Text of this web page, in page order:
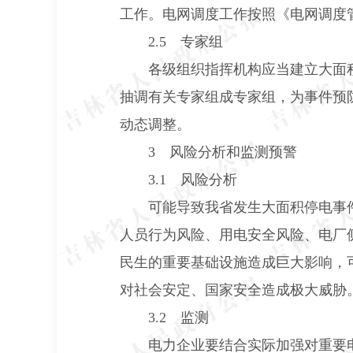
工作。电网调度工作按照《电网调
2.5 专家组
各级组织指挥机构应当建立大
抽调有关专家组成专家组，为事件
动态调整。
3 风险分析和监测预警
3.1 风险分析
可能导致我省发生大面积停电
人员行为风险、用电安全风险、电
民生的重要基础设施造成巨大影响
对社会安定、国家安全造成极大威胁
3.2 监测
电力企业要结合实际加强对重